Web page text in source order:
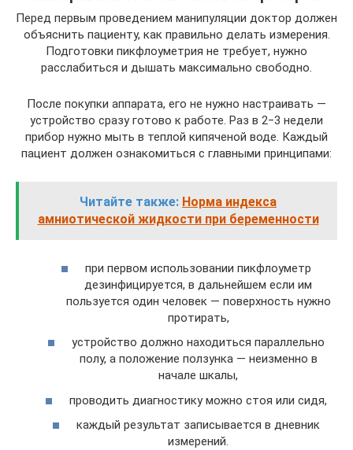
Перед первым проведением манипуляции доктор должен
объяснить пациенту, как правильно делать измерения.
Подготовки пикфлоуметрия не требует, нужно
расслабиться и дышать максимально свободно.
После покупки аппарата, его не нужно настраивать —
устройство сразу готово к работе. Раз в 2‒3 недели
прибор нужно мыть в теплой кипяченой воде. Каждый
пациент должен ознакомиться с главными принципами:
Читайте также: Норма индекса
амниотической жидкости при беременности
при первом использовании пикфлоуметр
дезинфицируется, в дальнейшем если им
пользуется один человек — поверхность нужно
протирать,
устройство должно находиться параллельно
полу, а положение ползунка — неизменно в
начале шкалы,
проводить диагностику можно стоя или сидя,
каждый результат записывается в дневник
измерений.